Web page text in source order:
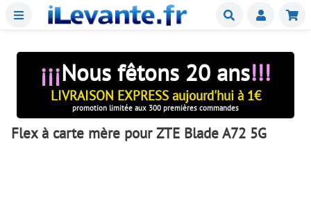
Menu Buscar
¡¡¡Nous fêtons 20 ans!!!
LIVRAISON EXPRESS aujourd'hui à 1€
promotion limitée aux 300 premières commandes
Flex à carte mère pour ZTE Blade A72 5G